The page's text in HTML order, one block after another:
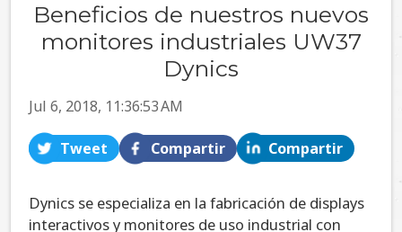
Beneficios de nuestros nuevos
monitores industriales UW37
Dynics
Jul 6, 2018, 11:36:53 AM
Tweet Compartir Compartir
Dynics se especializa en la fabricación de displays
interactivos y monitores de uso industrial con